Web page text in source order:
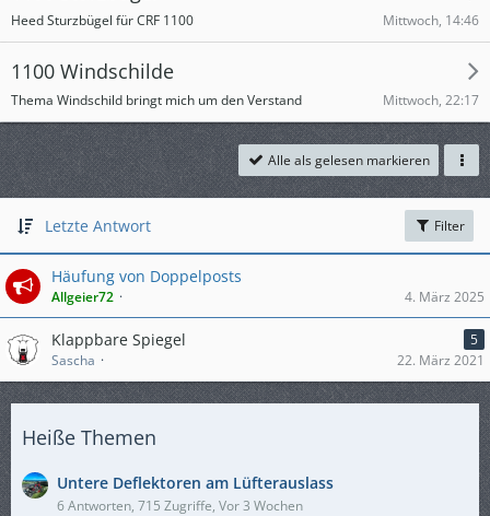
Heed Sturzbügel für CRF 1100 Mittwoch, 14:46
1100 Windschilde
Thema Windschild bringt mich um den Verstand Mittwoch, 22:17
Alle als gelesen markieren
Letzte Antwort Filter
Häufung von Doppelposts
Allgeier72 4. März 2025
Klappbare Spiegel
5
Sascha
22. März 2021
Heiße Themen
Untere Deflektoren am Lüfterauslass
6 Antworten, 715 Zugriffe, Vor 3 Wochen